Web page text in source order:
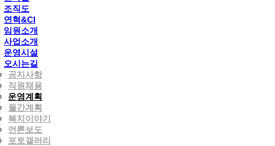
조직도
연혁&CI
임원소개
사업소개
운영시설
오시는길
공지사항
직원채용
운영계획
월간계획
복지이야기
언론보도
포토갤러리